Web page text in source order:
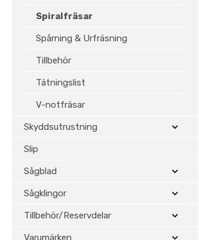
Spiralfräsar
Spårning & Urfräsning
Tillbehör
Tätningslist
V-notfräsar
Skyddsutrustning
Slip
Sågblad
Sågklingor
Tillbehör/Reservdelar
Varumärken